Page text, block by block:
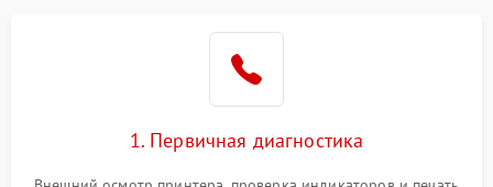
1. Первичная диагностика